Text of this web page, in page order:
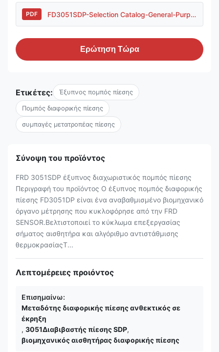
PDF FD3051SDP-Selection Catalog-General-Purpose Housing..pdf
Ερώτηση Τώρα
Ετικέτες: Έξυπνος πομπός πίεσης
Πομπός διαφορικής πίεσης
συμπαγές μετατροπέας πίεσης
Σύνοψη του προϊόντος
FRD 3051SDP έξυπνος διαχωριστικός πομπός πίεσης
Περιγραφή του προϊόντος Ο έξυπνος πομπός διαφορικής
πίεσης FD3051DP είναι ένα αναβαθμισμένο βιομηχανικό
όργανο μέτρησης που κυκλοφόρησε από την FRD
SENSOR.Βελτιστοποιεί το κύκλωμα επεξεργασίας
σήματος αισθητήρα και αλγόριθμο αντιστάθμισης
θερμοκρασίαςΤ...
Λεπτομέρειες προιόντος
Επισημαίνω:
Μεταδότης διαφορικής πίεσης ανθεκτικός σε
έκρηξη
, 3051Διαβιβαστής πίεσης SDP,
βιομηχανικός αισθητήρας διαφορικής πίεσης